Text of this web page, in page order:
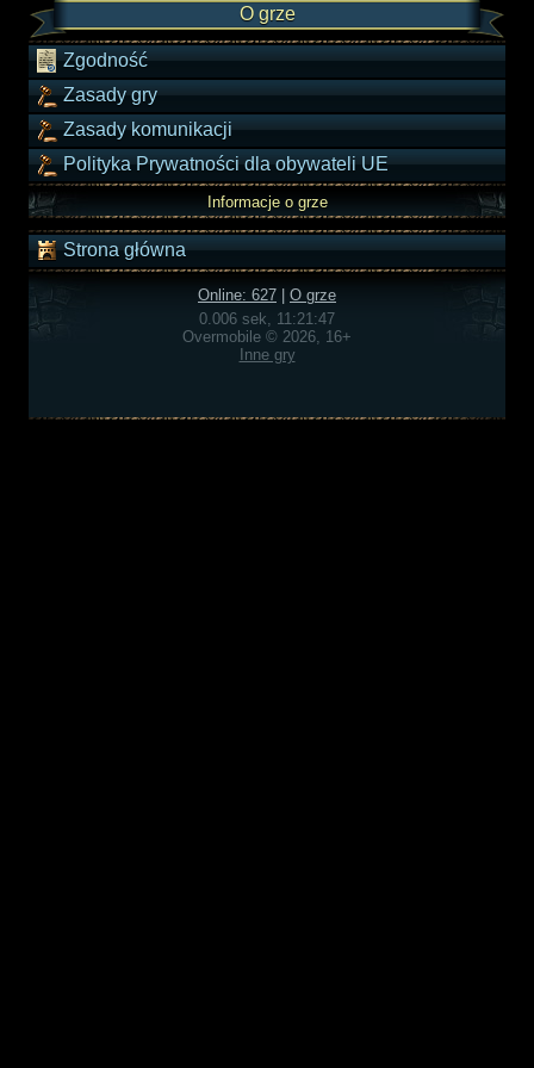
O grze
Zgodność
Zasady gry
Zasady komunikacji
Polityka Prywatności dla obywateli UE
Informacje o grze
Strona główna
Online: 627
O grze
0.006 sek, 11:21:47
Overmobile © 2026, 16+
Inne gry